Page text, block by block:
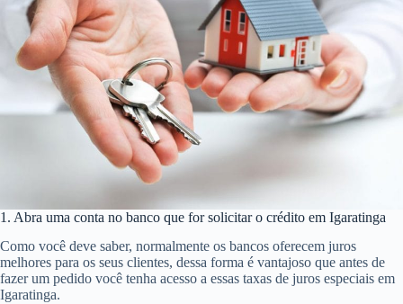
1. Abra uma conta no banco que for solicitar o crédito em Igaratinga
Como você deve saber, normalmente os bancos oferecem juros
melhores para os seus clientes, dessa forma é vantajoso que antes de
fazer um pedido você tenha acesso a essas taxas de juros especiais em
Igaratinga.